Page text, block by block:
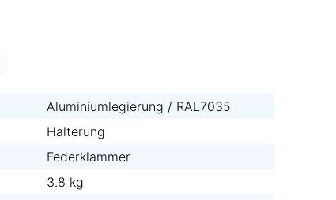
Aluminiumlegierung / RAL7035
Halterung
Federklammer
3.8 kg